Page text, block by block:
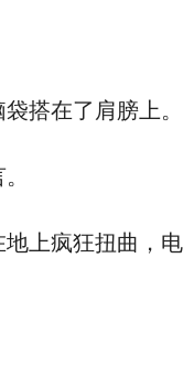
在了肩膀上。
上疯狂扭曲，电